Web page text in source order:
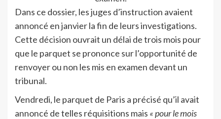
Dans ce dossier, les juges d’instruction avaient
annoncé en janvier la fin de leurs investigations.
Cette décision ouvrait un délai de trois mois pour
que le parquet se prononce sur l’opportunité de
renvoyer ou non les mis en examen devant un
tribunal.
Vendredi, le parquet de Paris a précisé qu’il avait
annoncé de telles réquisitions mais « pour le mois